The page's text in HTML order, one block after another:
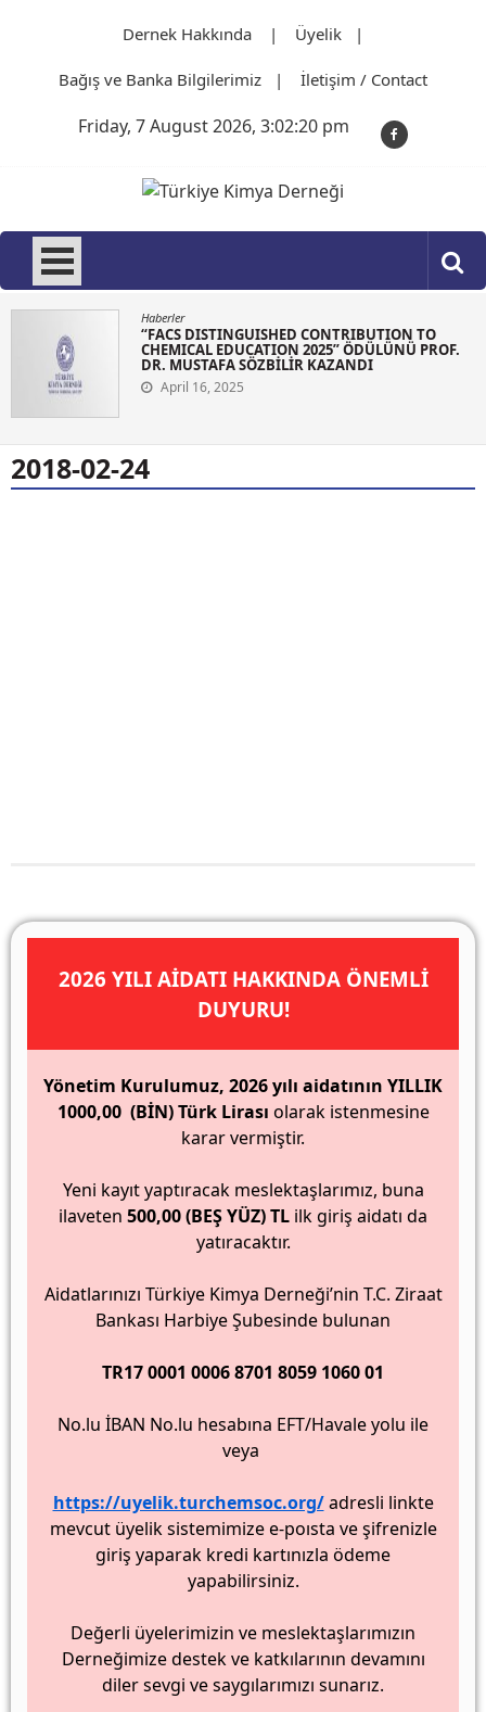
Dernek Hakkında Üyelik
Bağış ve Banka Bilgilerimiz İletişim / Contact
Friday, 7 August 2026, 3:02:20 pm
Türkiye Kimya Derneği
Haberler
“FACS DISTINGUISHED CONTRIBUTION TO
CHEMICAL EDUCATION 2025” ÖDÜLÜNÜ PROF.
DR. MUSTAFA SÖZBİLİR KAZANDI
April 16, 2025
2018-02-24
2026 YILI AİDATI HAKKINDA ÖNEMLİ
DUYURU!
Yönetim Kurulumuz, 2026 yılı aidatının YILLIK
1000,00 (BİN) Türk Lirası olarak istenmesine
karar vermiştir.
Yeni kayıt yaptıracak meslektaşlarımız, buna
ilaveten 500,00 (BEŞ YÜZ) TL ilk giriş aidatı da
yatıracaktır.
Aidatlarınızı Türkiye Kimya Derneği’nin T.C. Ziraat
Bankası Harbiye Şubesinde bulunan
TR17 0001 0006 8701 8059 1060 01
No.lu İBAN No.lu hesabına EFT/Havale yolu ile
veya
https://uyelik.turchemsoc.org/adresli linkte
mevcut üyelik sistemimize e-poısta ve şifrenizle
giriş yaparak kredi kartınızla ödeme
yapabilirsiniz.
Değerli üyelerimizin ve meslektaşlarımızın
Derneğimize destek ve katkılarının devamını
diler sevgi ve saygılarımızı sunarız.